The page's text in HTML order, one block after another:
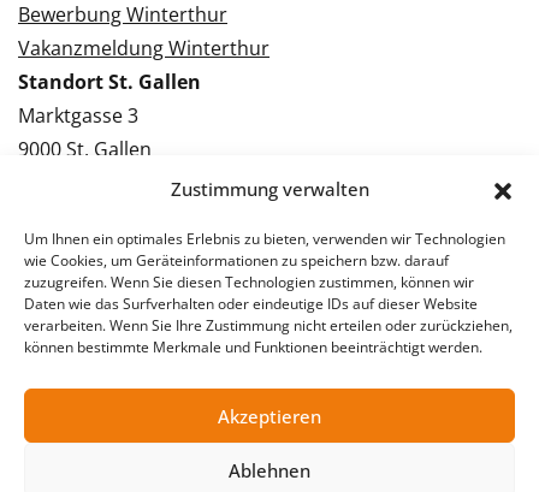
Zustimmung verwalten
Um Ihnen ein optimales Erlebnis zu bieten, verwenden wir Technologien
wie Cookies, um Geräteinformationen zu speichern bzw. darauf
zuzugreifen. Wenn Sie diesen Technologien zustimmen, können wir
Daten wie das Surfverhalten oder eindeutige IDs auf dieser Website
verarbeiten. Wenn Sie Ihre Zustimmung nicht erteilen oder zurückziehen,
können bestimmte Merkmale und Funktionen beeinträchtigt werden.
Akzeptieren
Ablehnen
Bewerbung Winterthur
Vakanzmeldung Winterthur
Standort St. Gallen
Marktgasse 3
9000 St. Gallen
Tel.: 071 228 09 09
Bewerbung St. Gallen
Vakanzmeldung St. Gallen
© 2026 Stellentreff AG